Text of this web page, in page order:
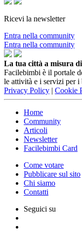
Ricevi la newsletter
Entra nella community
Entra nella community
La tua città a misura
Facilebimbi è il portale
le attività e i servizi per
Privacy Policy | Cookie
Home
Community
Articoli
Newsletter
Facilebimbi Card
Come votare
Pubblicare sul sito
Chi siamo
Contatti
Seguici su